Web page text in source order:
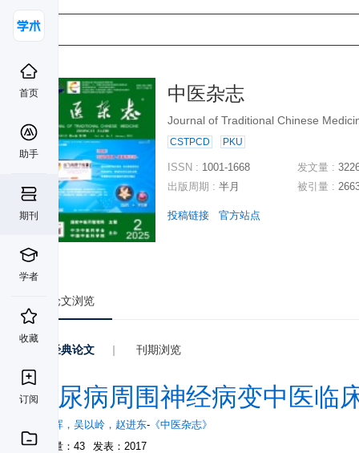
首页
助手
期刊
学者
收藏
订阅
中医杂志
Journal of Traditional Chinese
CSTPCD PKU
ISSN : 1001-1668
出版周期 : 半月
发文量 :
被引量 :
投稿链接 官方站点
论文浏览
经典论文 | 刊期浏览
糖尿病周围神经病变中医临
方朝晖 ， 吴以岭 ， 赵进东- 《中医杂志》
被引量：43
发表：2017